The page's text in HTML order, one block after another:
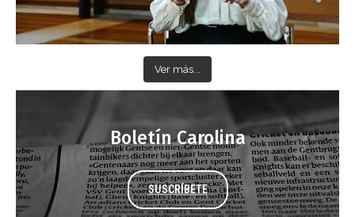
Ver más...
Boletín Carolina
SUSCRÍBETE